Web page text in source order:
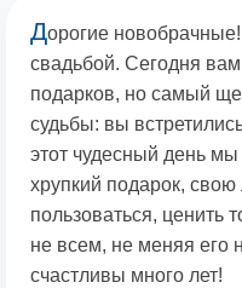
Дорогие
свадьбой. Сегодня
подарков, но самый
судьбы: вы
этот чудесный день
хрупкий подарок,
пользоваться, ценить
не всем, не меняя его
счастливы много лет!